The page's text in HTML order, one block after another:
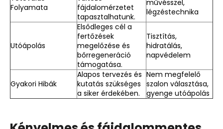
Folyamata
fájdalomérzetet
tapasztalhatunk.
művésszel,
légzéstechnika
Utóápolás
Elsődleges cél a
fertőzések
megelőzése és
bőrregeneráció
támogatása.
Tisztítás,
hidratálás,
napvédelem
Gyakori Hibák
Alapos tervezés és
kutatás szükséges
a siker érdekében.
Nem megfelelő
szalon választása,
gyenge utóápolás